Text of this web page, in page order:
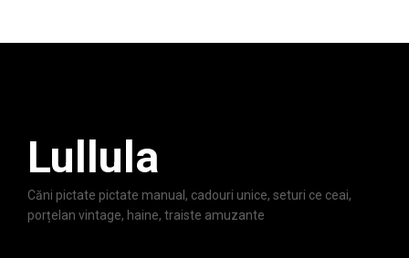
Lullula
Căni pictate pictate manual, cadouri unice, seturi ce ceai,
porțelan vintage, haine, traiste amuzante